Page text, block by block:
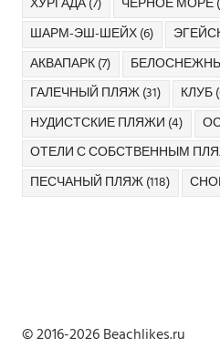
ХУРГАДА(7) ЧЕРНОЕ МОРЕ
ШАРМ-ЭШ-ШЕЙХ(6)
АКВАПАРК(7)
ГАЛЕЧНЫЙ ПЛЯЖ(31) КЛУБ
НУДИСТСКИЕ ПЛЯЖИ (4)
ОТЕЛИ С СОБСТВЕННЫМ
ПЕСЧАНЫЙ ПЛЯЖ(118)
© 2016-2026 Beachlikes.ru